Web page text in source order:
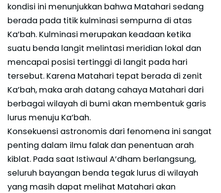
kondisi ini menunjukkan bahwa Matahari sedang
berada pada titik kulminasi sempurna di atas
Ka’bah. Kulminasi merupakan keadaan ketika
suatu benda langit melintasi meridian lokal dan
mencapai posisi tertinggi di langit pada hari
tersebut. Karena Matahari tepat berada di zenit
Ka’bah, maka arah datang cahaya Matahari dari
berbagai wilayah di bumi akan membentuk garis
lurus menuju Ka’bah.
Konsekuensi astronomis dari fenomena ini sangat
penting dalam ilmu falak dan penentuan arah
kiblat. Pada saat Istiwaul A’dham berlangsung,
seluruh bayangan benda tegak lurus di wilayah
yang masih dapat melihat Matahari akan